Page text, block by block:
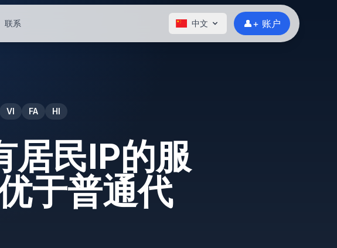
联系 中文 👤+ 账户
VI FA HI
居民IP的服
于普通代